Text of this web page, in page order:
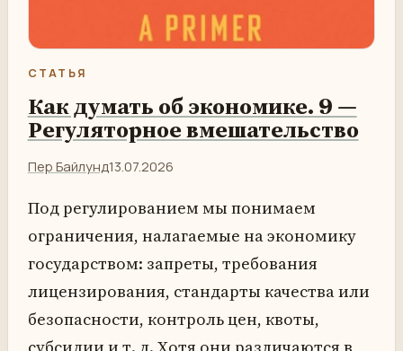
СТАТЬЯ
Как думать об экономике. 9 —
Регуляторное вмешательство
Пер Байлунд13.07.2026
Под регулированием мы понимаем
ограничения, налагаемые на экономику
государством: запреты, требования
лицензирования, стандарты качества или
безопасности, контроль цен, квоты,